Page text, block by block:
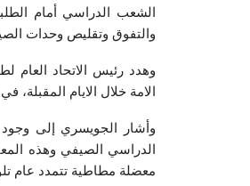
الشعب الدراسي أمام
والتفوق وتقليص وحدات الصيفي من 9 وحدات إلى 8 وحدات،
وهدد رئيس الاتحاد العام
الامة خلال الايام
وأشار الجويسري إلى
الدراسي الصيفي وهذه
معضلة مطاطية تتمدد عام